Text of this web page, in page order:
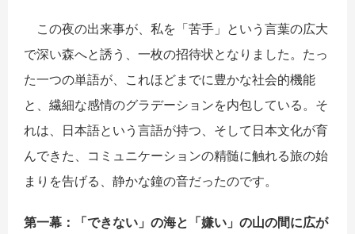
この夜の出来事が、私を「苦手」という言葉の広大
で深い森へと誘う、一枚の招待状となりました。たっ
た一つの単語が、これほどまでに豊かな社会的機能
と、繊細な感情のグラデーションを内包している。そ
れは、日本語という言語が持つ、そして日本文化が育
んできた、コミュニケーションの精髄に触れる旅の始
まりを告げる、静かな鐘の音だったのです。
第一幕：「できない」の海と「嫌い」の山の間に広が